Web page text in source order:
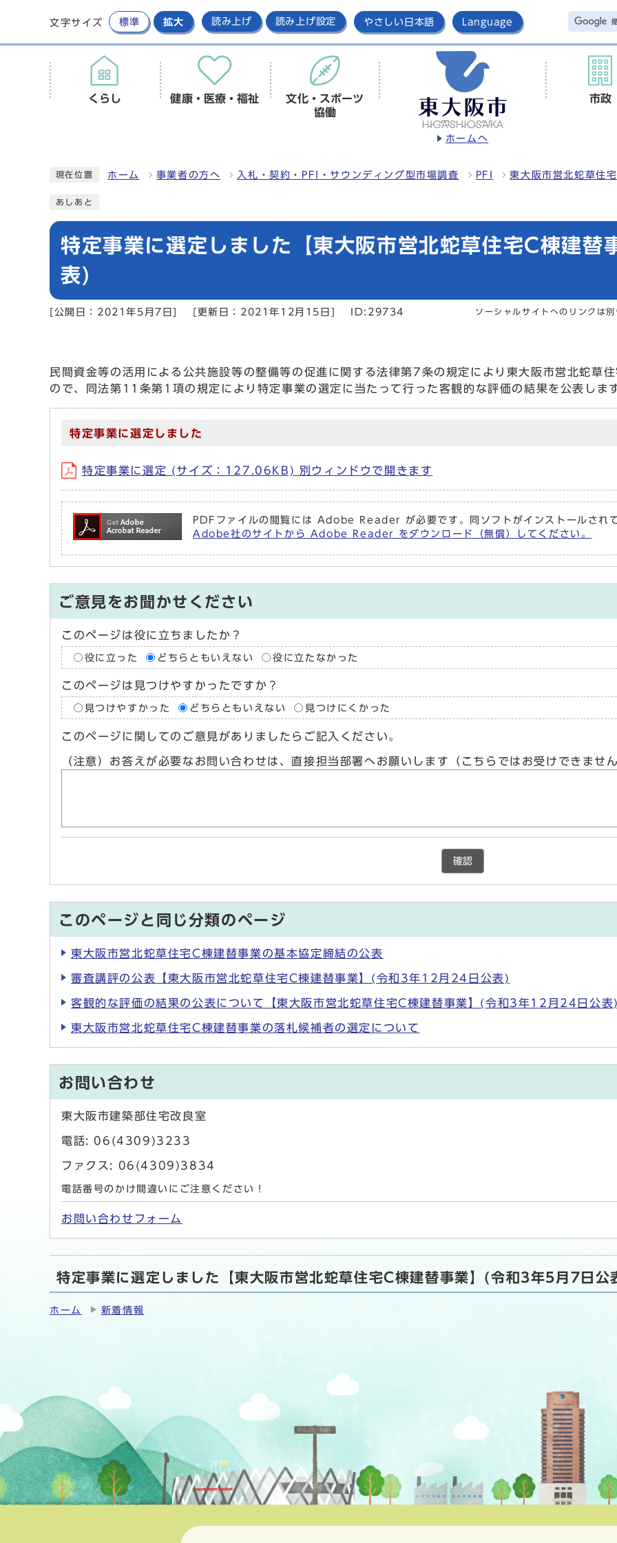
文字サイズ 標準 拡大 読み上げ 読み上げ設定 やさしい日本語 Language
ホームへ
くらし 健康・医療・福祉
文化・スポーツ
協働
市政
現在位置 ホーム 事業者の方へ 入札・契約・PFI・サウンディング型市場調査 PFI 東大阪市営北蛇草住
あしあと
特定事業に選定しました【東大阪市営北蛇草住宅C棟建
表)
[公開日：2021年5月7日] [更新日：2021年12月15日] ID:29734 ソーシャルサイトへのリンクは
民間資金等の活用による公共施設等の整備等の促進に関する法律第7条の規定により東大阪市営北蛇草
ので、同法第11条第1項の規定により特定事業の選定に当たって行った客観的な評価の結果を公表しま
特定事業に選定しました
特定事業に選定 (サイズ：127.06KB) 別ウィンドウで開きます
PDFファイルの閲覧には Adobe Reader が必要です。同ソフトがインストールされ
Adobe社のサイトから Adobe Reader をダウンロード（無償）してください。
ご意見をお聞かせください
このページは役に立ちましたか？
役に立った どちらともいえない 役に立たなかった
このページは見つけやすかったですか？
見つけやすかった どちらともいえない 見つけにくかった
このページに関してのご意見がありましたらご記入ください。
（注意）お答えが必要なお問い合わせは、直接担当部署へお願いします（こちらではお受けできませ
確認
このページと同じ分類のページ
東大阪市営北蛇草住宅C棟建替事業の基本協定締結の公表
審査講評の公表【東大阪市営北蛇草住宅C棟建替事業】(令和3年12月24日公表)
客観的な評価の結果の公表について【東大阪市営北蛇草住宅C棟建替事業】(令和3年12月24日公表
東大阪市営北蛇草住宅C棟建替事業の落札候補者の選定について
お問い合わせ
東大阪市建築部住宅改良室
電話: 06(4309)3233
ファクス: 06(4309)3834
電話番号のかけ間違いにご注意ください！
お問い合わせフォーム
特定事業に選定しました【東大阪市営北蛇草住宅C棟建替事業】(令和3年5月7日公
ホーム 新着情報